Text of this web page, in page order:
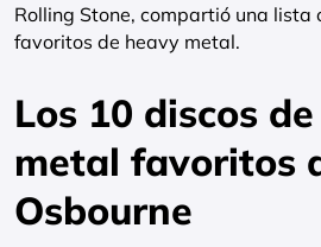
Rolling Stone, compartió una lista
favoritos de heavy metal.
Los 10 discos
metal favoritos
Osbourne